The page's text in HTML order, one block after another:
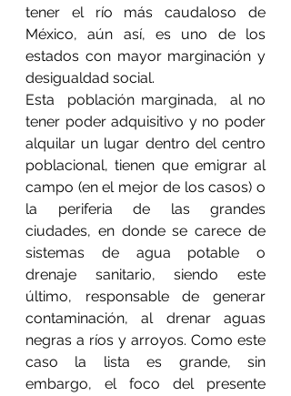
tener el río más caudaloso de
México, aún así, es uno de los
estados con mayor marginación y
desigualdad social.
Esta  población marginada,  al no
tener poder adquisitivo y no poder
alquilar un lugar dentro del centro
poblacional, tienen que emigrar al
campo (en el mejor de los casos) o
la periferia de las grandes
ciudades, en donde se carece de
sistemas de agua potable o
drenaje sanitario, siendo este
último, responsable de generar
contaminación, al drenar aguas
negras a ríos y arroyos. Como este
caso la lista es grande, sin
embargo, el foco del presente